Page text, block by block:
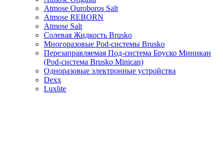
Atmose Ouroboros Salt
Atmose REBORN
Atmose Salt
Солевая Жидкость Brusko
Многоразовые Pod-системы Brusko
Перезаправляемая Под-система Бруско Миникан
(Pod-система Brusko Minican)
Одноразовые электронные устройства
Dexx
Luxlite